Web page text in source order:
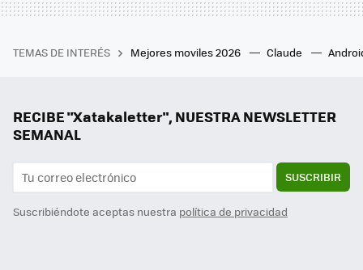
TEMAS DE INTERÉS Mejores moviles 2026 Claude
RECIBE "Xatakaletter", NUESTRA NEWSLETTER
SEMANAL
SUSCRIBIR
Suscribiéndote aceptas nuestra política de privacidad